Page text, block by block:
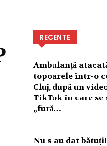
RECENTE
Ambulanță
topoarele într-o
Cluj, după un
TikTok în care se
„fură…
Nu s-au dat bătuți!